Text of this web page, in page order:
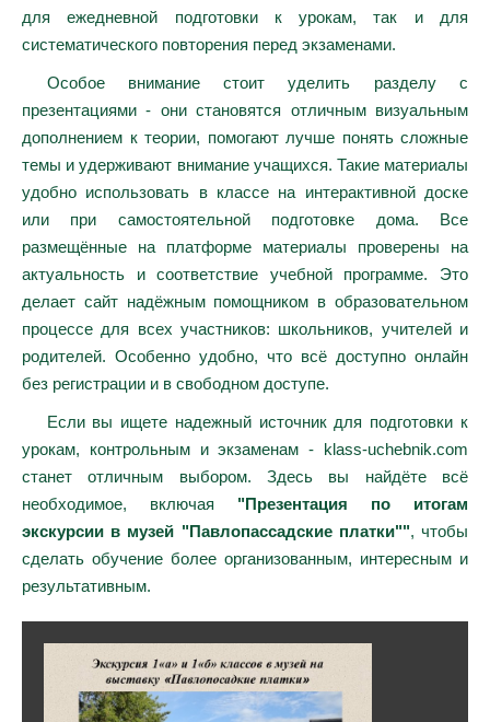
для ежедневной подготовки к урокам, так и для
систематического повторения перед экзаменами.
Особое внимание стоит уделить разделу с
презентациями - они становятся отличным визуальным
дополнением к теории, помогают лучше понять сложные
темы и удерживают внимание учащихся. Такие материалы
удобно использовать в классе на интерактивной доске
или при самостоятельной подготовке дома. Все
размещённые на платформе материалы проверены на
актуальность и соответствие учебной программе. Это
делает сайт надёжным помощником в образовательном
процессе для всех участников: школьников, учителей и
родителей. Особенно удобно, что всё доступно онлайн
без регистрации и в свободном доступе.
Если вы ищете надежный источник для подготовки к
урокам, контрольным и экзаменам - klass-uchebnik.com
станет отличным выбором. Здесь вы найдёте всё
необходимое, включая "Презентация по итогам
экскурсии в музей "Павлопассадские платки"", чтобы
сделать обучение более организованным, интересным и
результативным.